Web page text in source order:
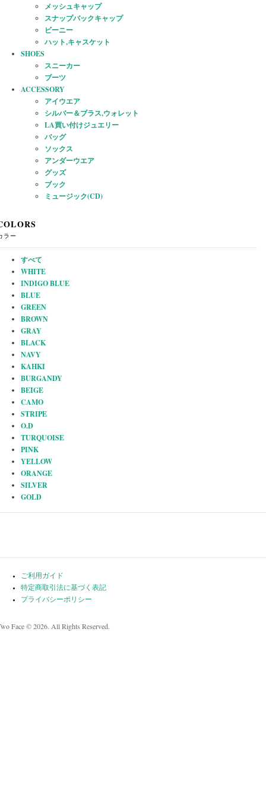
メッシュキャップ
スナップバックキャップ
ビーニー
ハット,キャスケット
SHOES
スニーカー
ブーツ
ACCESSORY
アイウエア
シルバー＆ブラス,ウォレット
LA買い付けジュエリー
バッグ
ソックス
アンダーウエア
グッズ
ブック
ミュージック(CD)
ラー
すべて
WHITE
INDIGO BLUE
BLUE
GREEN
BROWN
GRAY
BLACK
NAVY
KAHKI
BURGANDY
BEIGE
CAMO
STRIPE
O.D
TURQUOISE
PINK
YELLOW
ORANGE
SILVER
GOLD
ご利用ガイド
特定商取引法に基づく表記
プライバシーポリシー
Face © 2026. All Rights Reserved.